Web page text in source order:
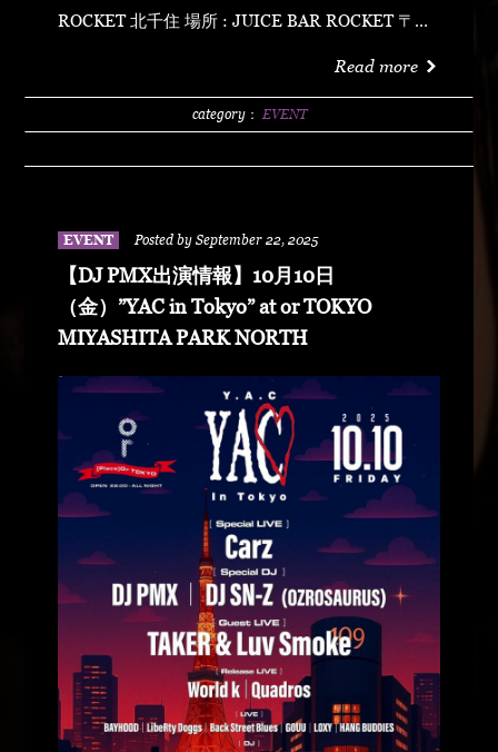
ROCKET 北千住 場所 : JUICE BAR ROCKET 〒
イジ DADDY ROCK YOPPI AKIRAT19 LUCAS
VALENTINE DJ MASAKAZ MANTLE DIAMOND
NUTZ DJ EMILLY DJ ONEWAY DJ SATOSY
Read more
category： EVENT
EVENT Posted by September 22, 2025
【DJ PMX出演情報】10月10日
（金）”YAC in Tokyo” at or TOKYO
MIYASHITA PARK NORTH